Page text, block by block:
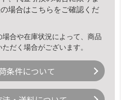
場合はこちら をご確認くだ
合や在庫状況によって、商品
だく場合がございます。
条件について